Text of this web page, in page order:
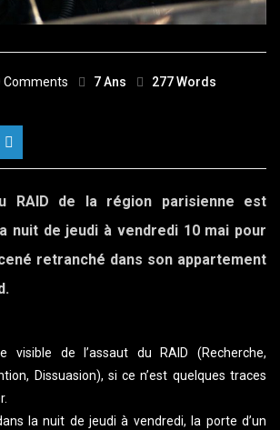
Comments 7 Ans
277 Words
RAID de la région parisienne est
nuit de jeudi à vendredi 10 mai pour
retranché dans son appartement
visible de l’assaut du RAID (Recherche,
Dissuasion), si ce n’est quelques traces
la nuit de jeudi à vendredi, la porte d’un